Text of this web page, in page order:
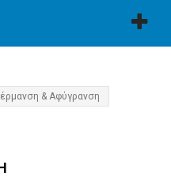
& Αφύγρανση